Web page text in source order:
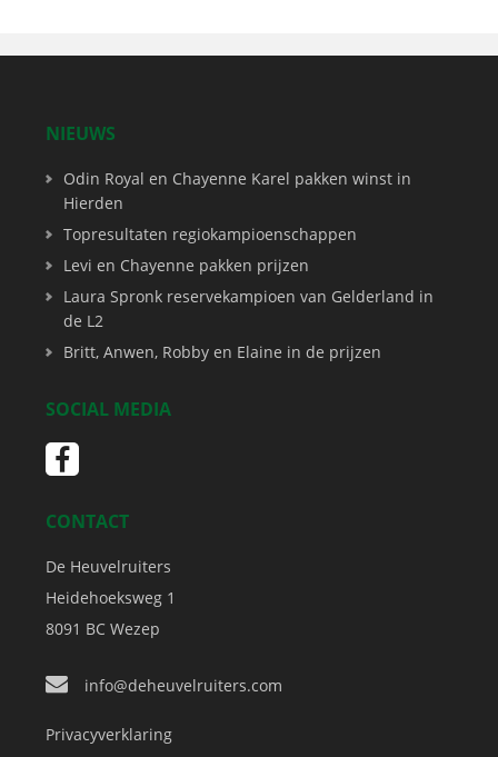
NIEUWS
Odin Royal en Chayenne Karel pakken winst in
Hierden
Topresultaten regiokampioenschappen
Levi en Chayenne pakken prijzen
Laura Spronk reservekampioen van Gelderland in
de L2
Britt, Anwen, Robby en Elaine in de prijzen
SOCIAL MEDIA
CONTACT
De Heuvelruiters
Heidehoeksweg 1
8091 BC Wezep
info@deheuvelruiters.com
Privacyverklaring